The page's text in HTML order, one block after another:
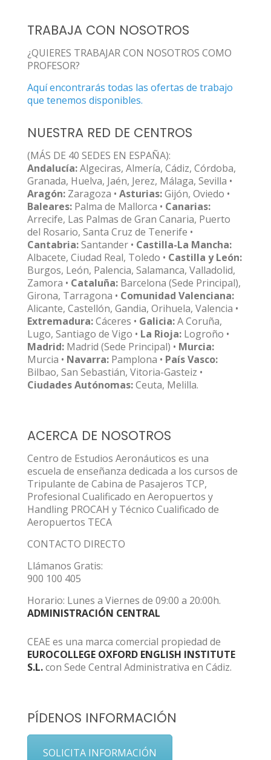
TRABAJA CON NOSOTROS
¿QUIERES TRABAJAR CON NOSOTROS COMO
PROFESOR?
Aquí encontrarás todas las ofertas de trabajo
que tenemos disponibles.
NUESTRA RED DE CENTROS
(MÁS DE 40 SEDES EN ESPAÑA):
Andalucía:Algeciras, Almería, Cádiz, Córdoba,
Granada, Huelva, Jaén, Jerez, Málaga, Sevilla •
Aragón: Zaragoza • Asturias:Gijón, Oviedo •
Baleares: Palma de Mallorca • Canarias:
Arrecife, Las Palmas de Gran Canaria, Puerto
del Rosario, Santa Cruz de Tenerife •
Cantabria:Santander • Castilla-La Mancha:
Albacete, Ciudad Real, Toledo • Castilla y León:
Burgos, León, Palencia, Salamanca, Valladolid,
Zamora • Cataluña: Barcelona (Sede Principal),
Girona, Tarragona • Comunidad Valenciana:
Alicante, Castellón, Gandia, Orihuela, Valencia •
Extremadura:Cáceres • Galicia:A Coruña,
Lugo, Santiago de Vigo • La Rioja: Logroño •
Madrid: Madrid (Sede Principal) • Murcia:
Murcia • Navarra: Pamplona • País Vasco:
Bilbao, San Sebastián, Vitoria-Gasteiz •
Ciudades Autónomas:Ceuta, Melilla.
ACERCA DE NOSOTROS
Centro de Estudios Aeronáuticos es una
escuela de enseñanza dedicada a los cursos de
Tripulante de Cabina de Pasajeros TCP,
Profesional Cualificado en Aeropuertos y
Handling PROCAH y Técnico Cualificado de
Aeropuertos TECA
CONTACTO DIRECTO
Llámanos Gratis:
900 100 405
Horario: Lunes a Viernes de 09:00 a 20:00h.
ADMINISTRACIÓN CENTRAL
CEAE es una marca comercial propiedad de
EUROCOLLEGE OXFORD ENGLISH INSTITUTE
S.L.con Sede Central Administrativa en Cádiz.
PÍDENOS INFORMACIÓN
SOLICITA INFORMACIÓN